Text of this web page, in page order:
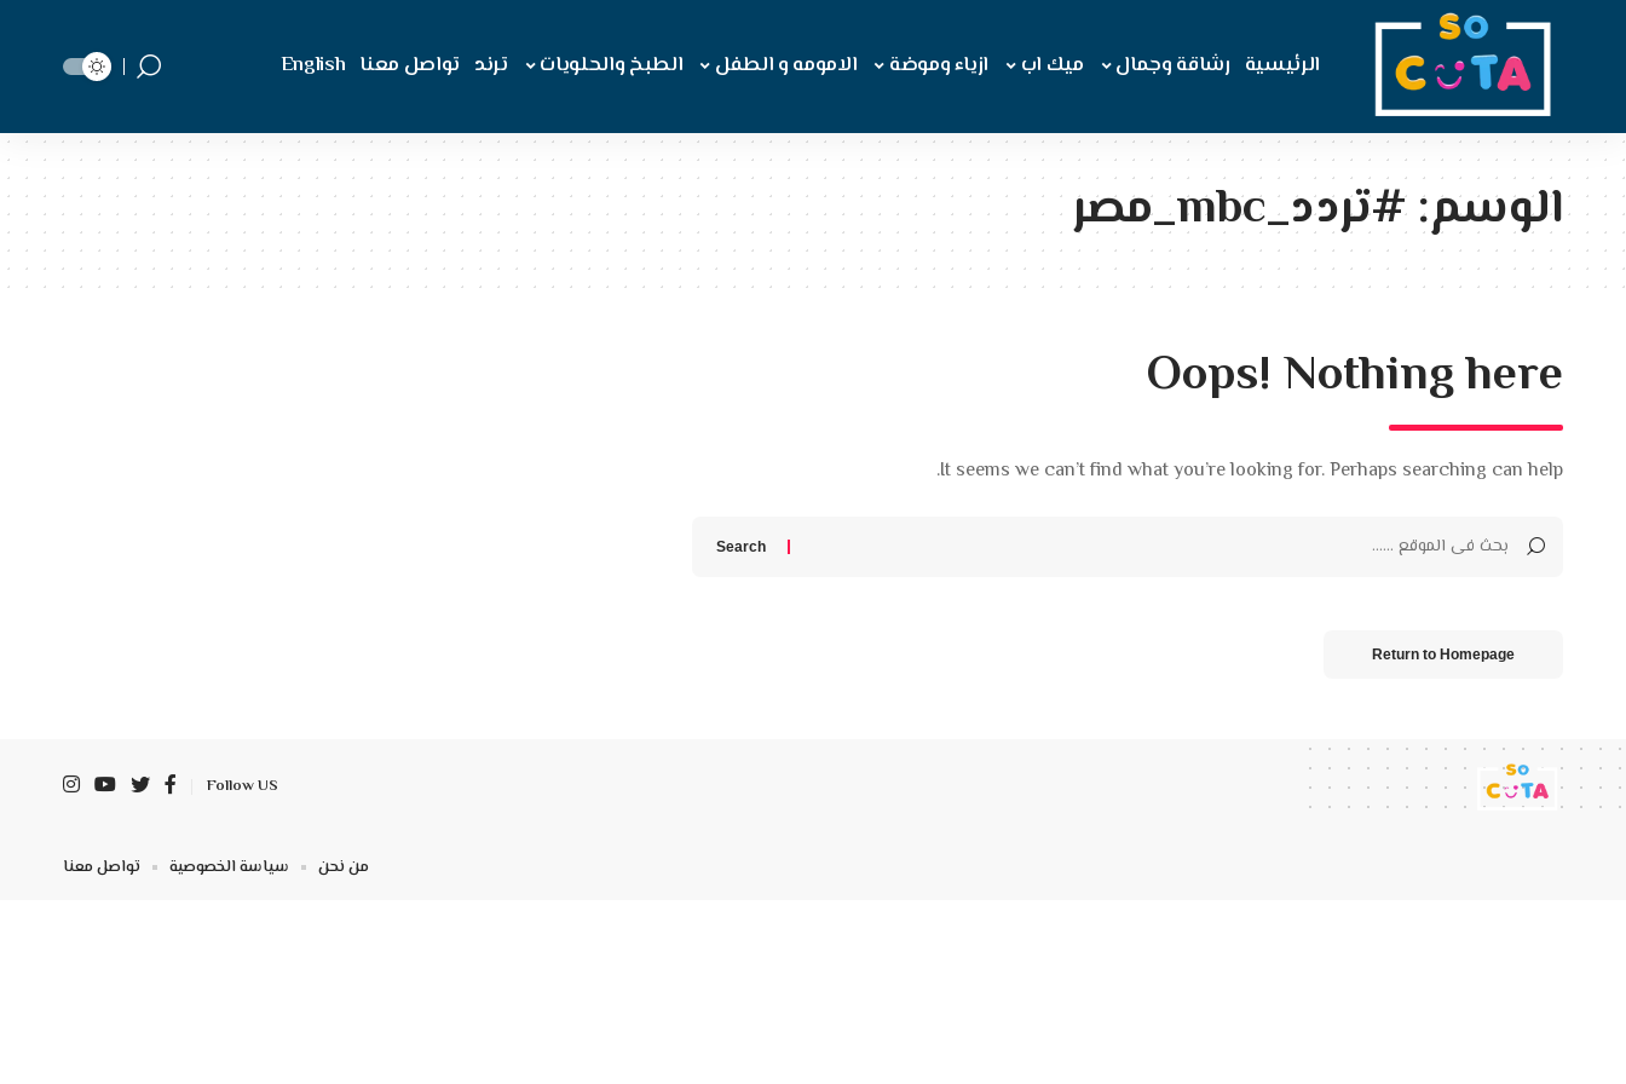
الرئيسية رشاقة وجمال ميك اب ازياء وموضة الامومه و الطفل الطبخ والحلويات ترند تواصل معنا English
الوسم:#تردد_mbc_مصر
Oops! Nothing here
It seems we can’t find what you’re looking for. Perhaps searching can help.
Return to Homepage
Follow US
من نحن سياسة الخصوصية تواصل معنا